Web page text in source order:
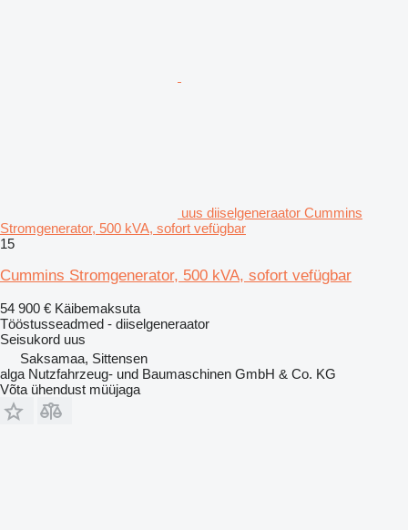
uus diiselgeneraator Cummins
Stromgenerator, 500 kVA, sofort vefügbar
15
Cummins Stromgenerator, 500 kVA, sofort vefügbar
54 900 € Käibemaksuta
Tööstusseadmed - diiselgeneraator
Seisukord uus
Saksamaa, Sittensen
alga Nutzfahrzeug- und Baumaschinen GmbH & Co. KG
Võta ühendust müüjaga